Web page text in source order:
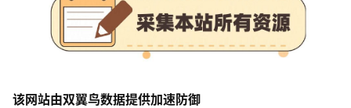
该网站由双翼鸟数据提供加速防御